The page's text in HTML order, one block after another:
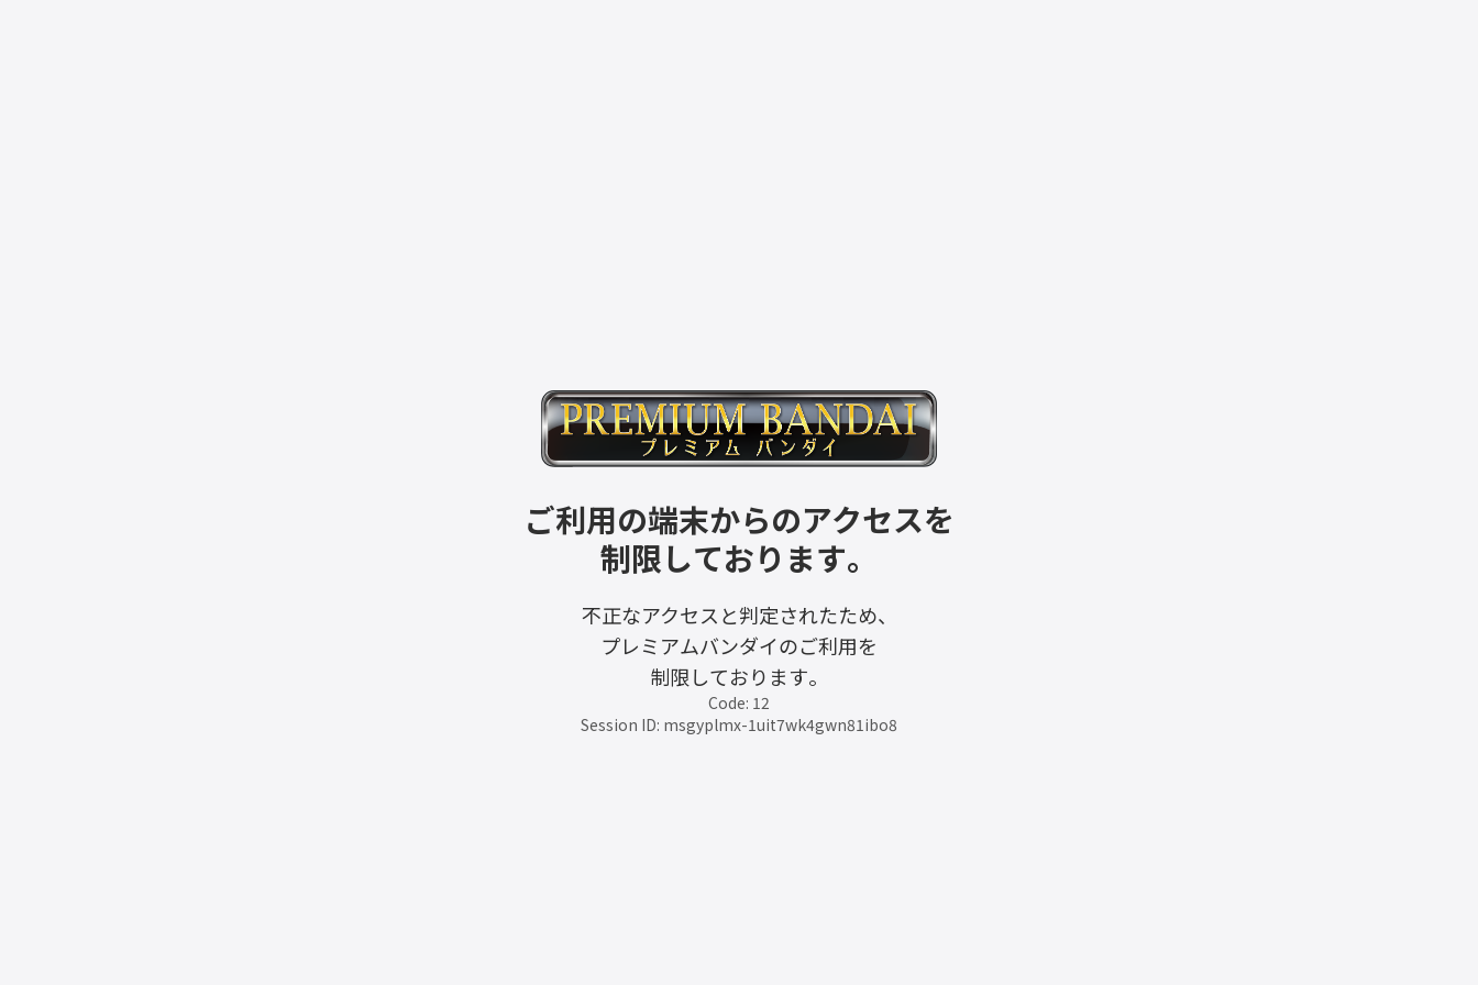
ご利用の端末からのアクセスを
制限しております。
不正なアクセスと判定されたため、
プレミアムバンダイのご利用を
制限しております。
Code: 12
Session ID: msgyplmx-1uit7wk4gwn81ibo8